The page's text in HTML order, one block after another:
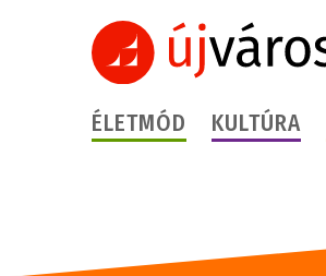
ÉLETMÓD KULTÚRA